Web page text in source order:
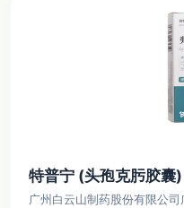
特普宁 (头孢克肟胶囊)
广州白云山制药股份有限公